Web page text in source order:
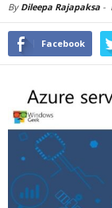
By Dileepa Rajapaksa -
Facebook